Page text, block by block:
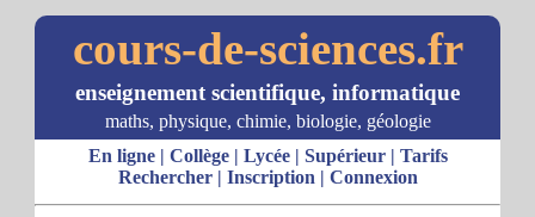
cours-de-sciences.fr
enseignement scientifique, informatique
maths, physique, chimie, biologie, géologie
En ligne| Collège| Lycée| Supérieur| Tarifs
Rechercher| Inscription | Connexion